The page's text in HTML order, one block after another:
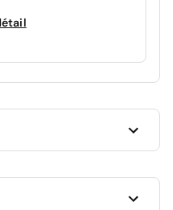
une durée de 15 mois.